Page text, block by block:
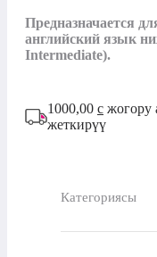
Предназначается
английский язык
Intermediate).
1000,00 с жогору
жеткирүү
Категориясы